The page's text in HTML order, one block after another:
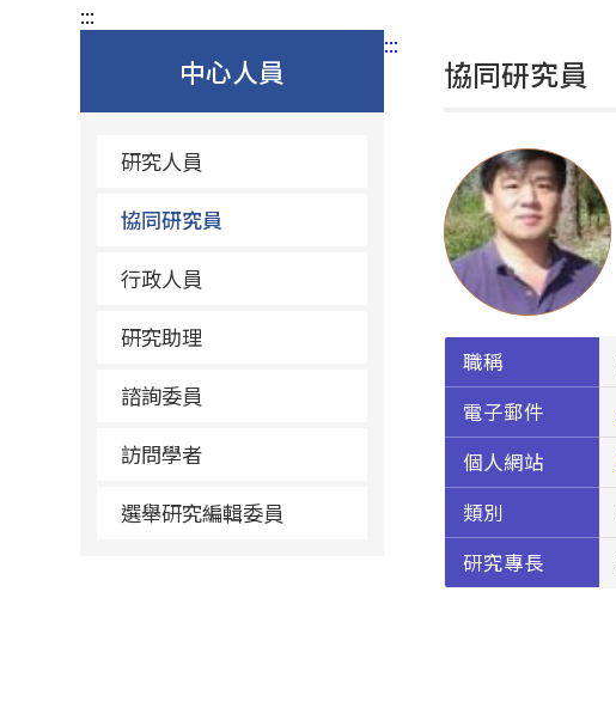
:::
中心人員
研究人員
協同研究員
行政人員
研究助理
諮詢委員
訪問學者
選舉研究編輯委員
:::
協同研究員
職稱
電子郵件
個人網站
類別
研究專長